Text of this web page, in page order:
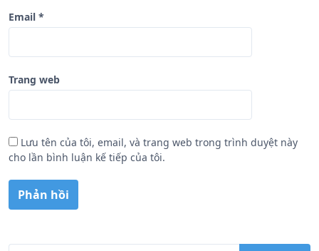
Email *
Trang web
Lưu tên của tôi, email, và trang web trong trình duyệt này
cho lần bình luận kế tiếp của tôi.